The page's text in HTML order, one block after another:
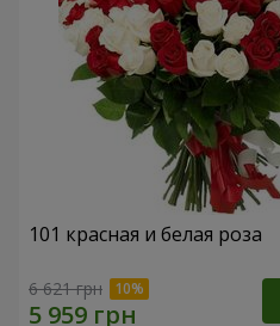
101 красная и белая роза
6 621 грн